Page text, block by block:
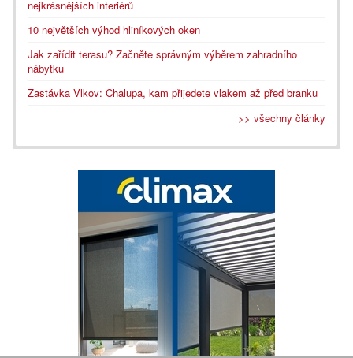
nejkrásnějších interiérů
10 největších výhod hliníkových oken
Jak zařídit terasu? Začněte správným výběrem zahradního
nábytku
Zastávka Vlkov: Chalupa, kam přijedete vlakem až před branku
>> všechny články